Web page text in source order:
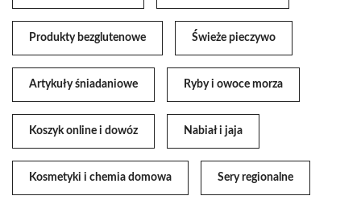
Produkty bezglutenowe Świeże pieczywo
Artykuły śniadaniowe Ryby i owoce morza
Koszyk online i dowóz Nabiał i jaja
Kosmetyki i chemia domowa Sery regionalne